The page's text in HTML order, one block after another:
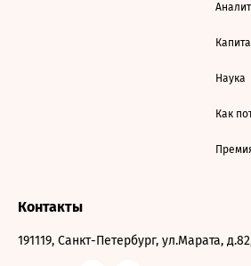
Наука
Как
Контакты
191119, Санкт-Петербург, ул.Марата,